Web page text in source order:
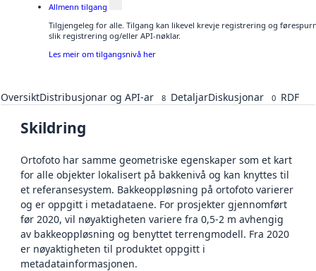
Allmenn tilgang
Tilgjengeleg for alle. Tilgang kan likevel krevje registrering og
slik registrering og/eller API-nøklar.
Les meir om tilgangsnivå her
OversiktDistribusjonar og API-ar 8 DetaljarDiskusjonar 0 RDF
Skildring
Ortofoto har samme geometriske egenskaper som et kart
for alle objekter lokalisert på bakkenivå og kan knyttes til
et referansesystem. Bakkeoppløsning på ortofoto varierer
og er oppgitt i metadataene. For prosjekter gjennomført
før 2020, vil nøyaktigheten variere fra 0,5-2 m avhengig
av bakkeoppløsning og benyttet terrengmodell. Fra 2020
er nøyaktigheten til produktet oppgitt i
metadatainformasjonen.